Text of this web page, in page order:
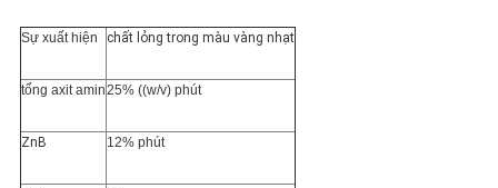
MẬT
Sự xuất hiện chất lỏng trong màu vàng nhạt
tổng axit amin25% ((w/v) phút
ZnB 12% phút